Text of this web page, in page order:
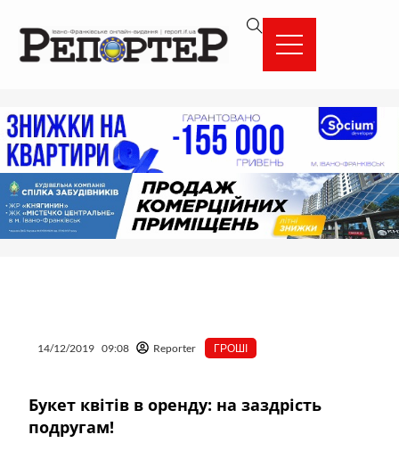
вмісту
14/12/2019 09:08 Reporter ГРОШІ
Букет квітів в оренду: на заздрість
подругам!